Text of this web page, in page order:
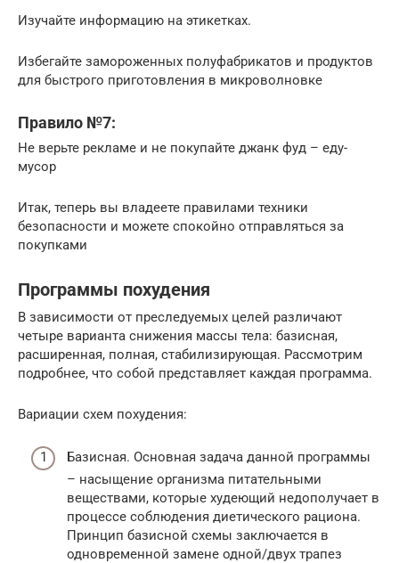
Изучайте информацию на этикетках.
Избегайте замороженных полуфабрикатов и продуктов
для быстрого приготовления в микроволновке
Правило №7:
Не верьте рекламе и не покупайте джанк фуд – еду-
мусор
Итак, теперь вы владеете правилами техники
безопасности и можете спокойно отправляться за
покупками
Программы похудения
В зависимости от преследуемых целей различают
четыре варианта снижения массы тела: базисная,
расширенная, полная, стабилизирующая. Рассмотрим
подробнее, что собой представляет каждая программа.
Вариации схем похудения:
Базисная. Основная задача данной программы
– насыщение организма питательными
веществами, которые худеющий недополучает в
процессе соблюдения диетического рациона.
Принцип базисной схемы заключается в
одновременной замене одной/двух трапез